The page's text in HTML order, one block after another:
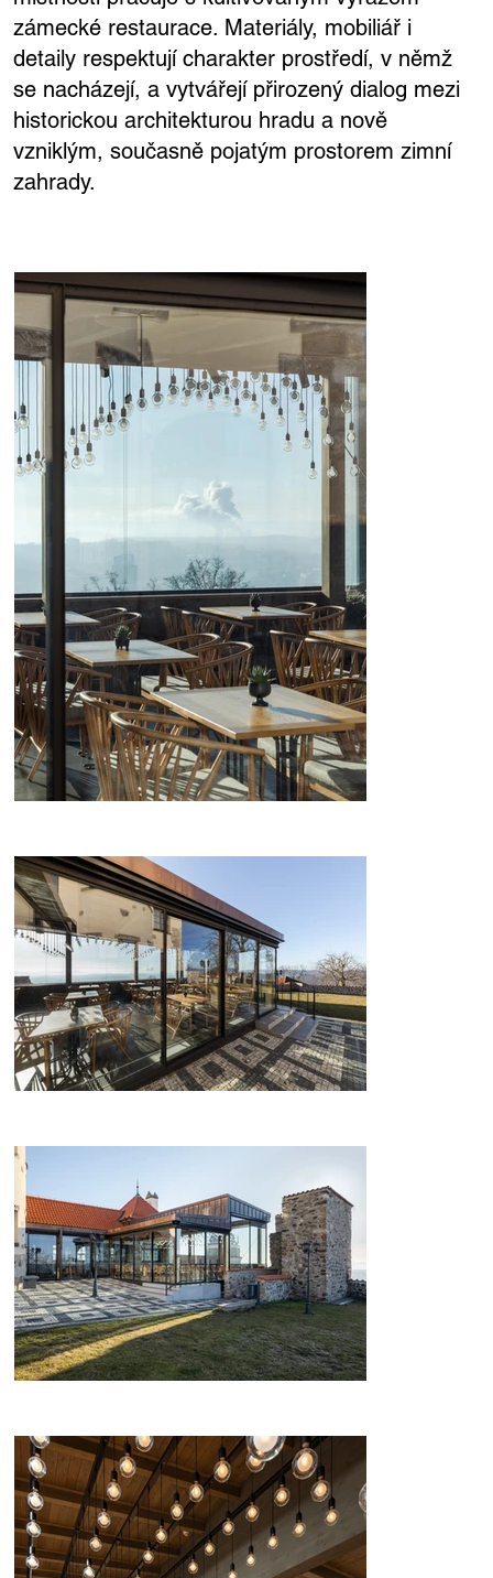
zámecké restaurace. Materiály, mobiliář i
detaily respektují charakter prostředí, v němž
se nacházejí, a vytvářejí přirozený dialog mezi
historickou architekturou hradu a nově
vzniklým, současně pojatým prostorem zimní
zahrady.